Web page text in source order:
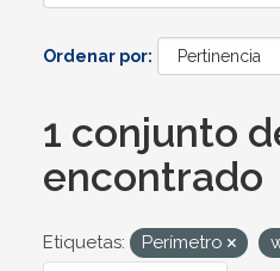
Ordenar por
1 conjunto
encontrado
Etiquetas: Perímetro